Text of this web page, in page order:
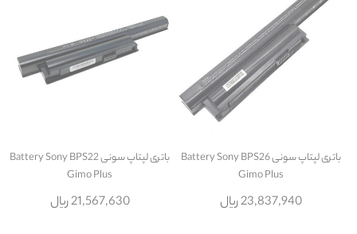
باتری لپتاپ سونی Battery Sony BPS26
Gimo Plus
23,837,940 ریال
باتری لپتاپ سونی Battery Sony BPS22
Gimo Plus
21,567,630 ریال